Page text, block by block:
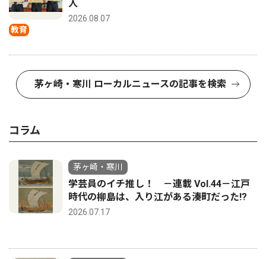
教育
人
2026.08.07
茅ヶ崎・寒川 ローカルニュースの記事を検索
コラム
茅ヶ崎・寒川
学芸員のイチ推し！ －連載 Vol.44－江戸
時代の柳島は、入り江がある湊町だった!?
2026.07.17